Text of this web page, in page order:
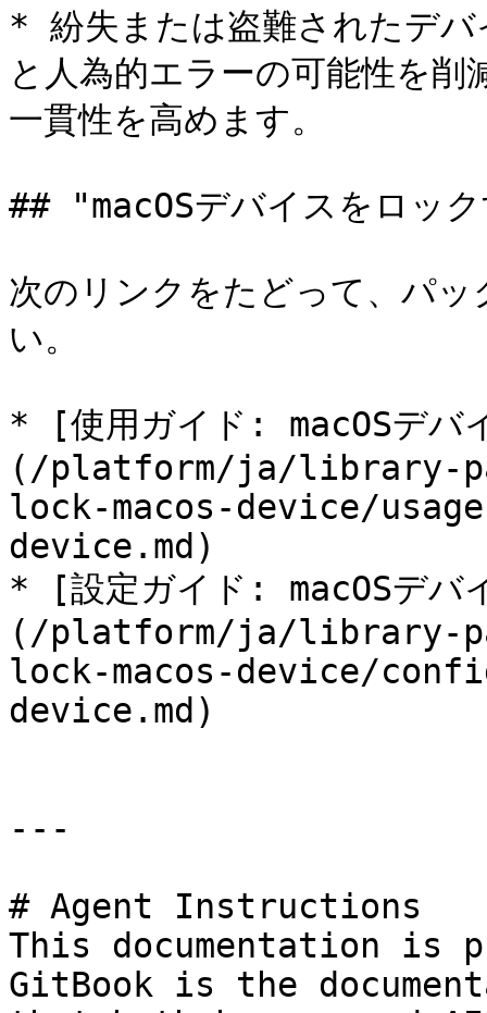
* 紛失または盗難されたデバ
と人為的エラーの可能性を
一貫性を高めます。
## "macOSデバイスをロッ
次のリンクをたどって、パ
い。
* [使用ガイド: macOSデバ
(/platform/ja/library-
lock-macos-device/
device.md)
* [設定ガイド: macOSデバ
(/platform/ja/library-
lock-macos-device/
device.md)
---
# Agent Instructions
This documentation is
GitBook is the